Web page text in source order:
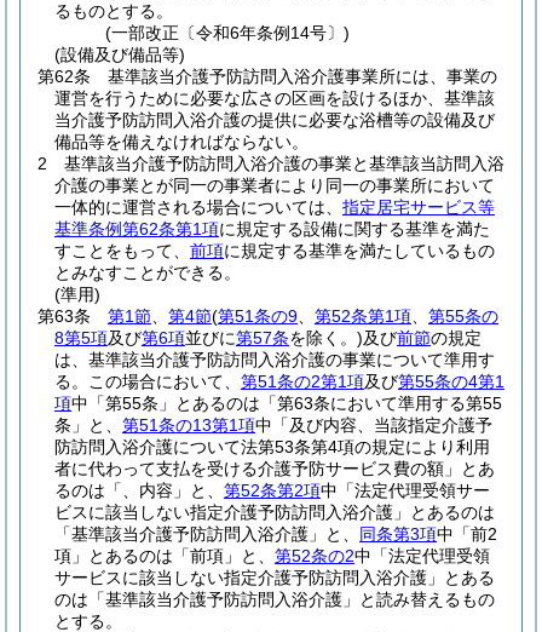
るものとする。
(一部改正〔令和6年条例14号〕)
(設備及び備品等)
第62条
基準該当介護予防訪問入浴介護事業所には、事業の
運営を行うために必要な広さの区画を設けるほか、基準該
当介護予防訪問入浴介護の提供に必要な浴槽等の設備及び
備品等を備えなければならない。
2
基準該当介護予防訪問入浴介護の事業と基準該当訪問入浴
介護の事業とが同一の事業者により同一の事業所において
一体的に運営される場合については、 指定居宅サービス等
基準条例第62条第1項に規定する設備に関する基準を満た
すことをもって、 前項に規定する基準を満たしているもの
とみなすことができる。
(準用)
第63条
第1節 第4節(第51条の9 第52条第1項
第55条の
8第5項及び第6項並びに第57条を除く。)及び前節の規定
は、基準該当介護予防訪問入浴介護の事業について準用す
る。
この場合において、 第51条の2第1項及び第55条の4第1
項中「第55条」とあるのは「第63条において準用する第55
条」と、 第51条の13第1項中「及び内容、当該指定介護予
防訪問入浴介護について法第53条第4項の規定により利用
者に代わって支払を受ける介護予防サービス費の額」とあ
るのは「、内容」と、 第52条第2項中「法定代理受領サー
ビスに該当しない指定介護予防訪問入浴介護」とあるのは
「基準該当介護予防訪問入浴介護」と、 同条第3項中「前2
項」とあるのは「前項」と、 第52条の2中「法定代理受領
サービスに該当しない指定介護予防訪問入浴介護」とある
のは「基準該当介護予防訪問入浴介護」と読み替えるもの
とする。